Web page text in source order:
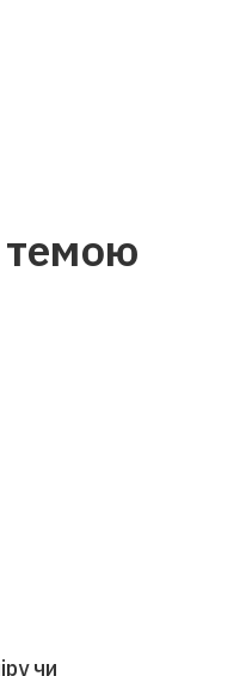
темою
чи